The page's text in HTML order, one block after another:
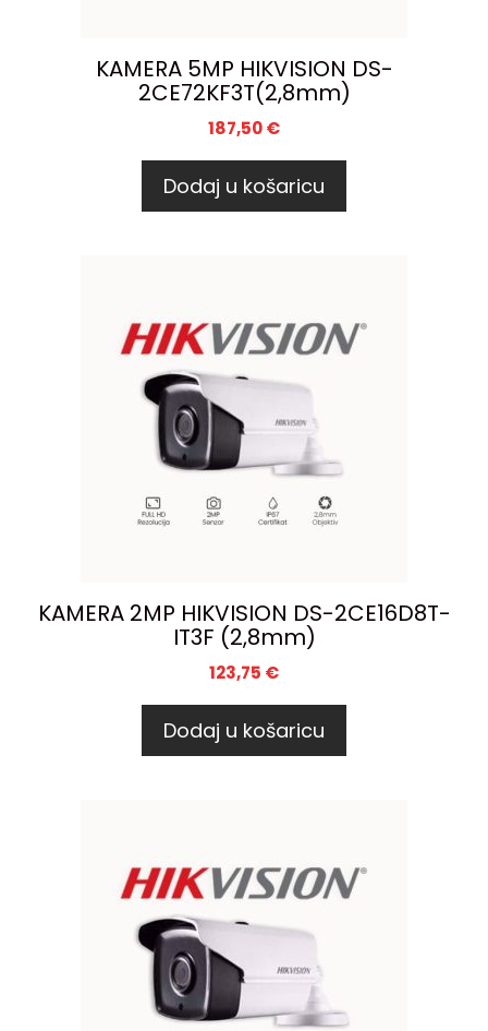
KAMERA 5MP HIKVISION DS-
2CE72KF3T(2,8mm)
187,50€
Dodaj u košaricu
KAMERA 2MP HIKVISION DS-2CE16D8T-
IT3F (2,8mm)
123,75 €
Dodaj u košaricu